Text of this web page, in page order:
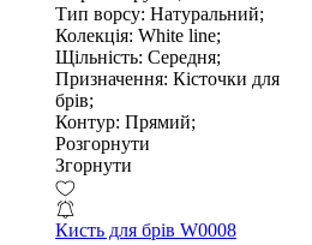
Тип ворсу: Натуральний;
Колекція: White line;
Щільність: Середня;
Призначення: Кісточки для
брів;
Контур: Прямий;
Розгорнути
Згорнути
Кисть для брів W0008